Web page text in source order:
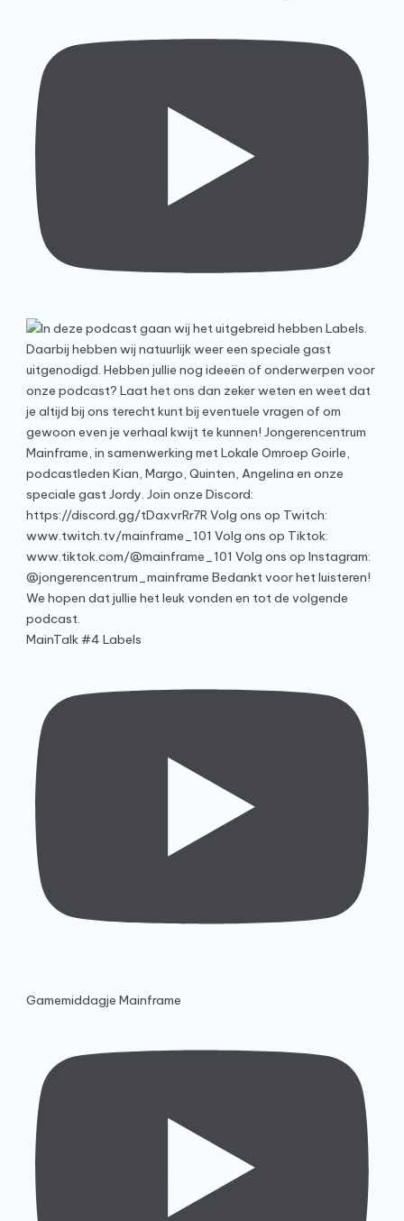
MainTalk #4 Labels
Gamemiddagje Mainframe